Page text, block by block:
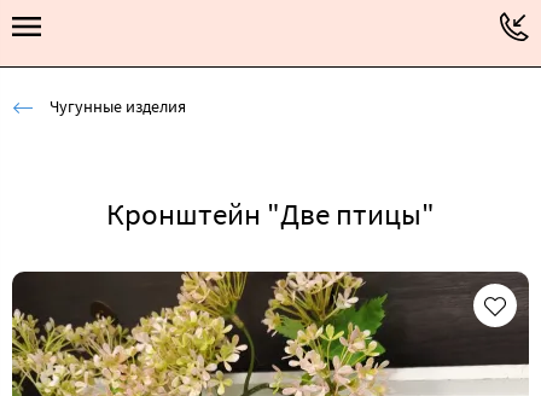
Чугунные изделия
Кронштейн "Две птицы"